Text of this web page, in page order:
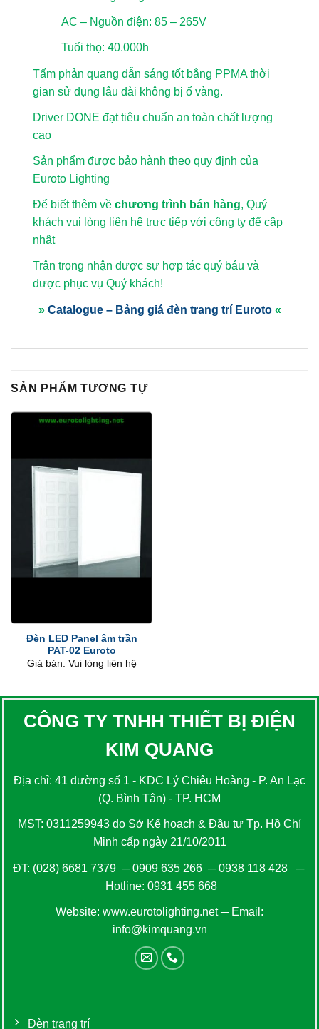
AC – Nguồn điện: 85 – 265V
Tuổi thọ: 40.000h
Tấm phản quang dẫn sáng tốt bằng PPMA thời
gian sử dụng lâu dài không bị ố vàng.
Driver DONE đạt tiêu chuẩn an toàn chất lượng
cao
Sản phẩm được bảo hành theo quy định của
Euroto Lighting
Để biết thêm về chương trình bán hàng, Quý
khách vui lòng liên hệ trực tiếp với công ty để cập
nhật
Trân trọng nhận được sự hợp tác quý báu và
được phục vụ Quý khách!
» Catalogue – Bảng giá đèn trang trí Euroto «
SẢN PHẨM TƯƠNG TỰ
Đèn LED Panel âm trần
PAT-02 Euroto
Giá bán: Vui lòng liên hệ
CÔNG TY TNHH THIẾT BỊ ĐIỆN
KIM QUANG
Địa chỉ: 41 đường số 1 - KDC Lý Chiêu Hoàng - P. An Lạc
(Q. Bình Tân) - TP. HCM
MST: 0311259943 do Sở Kế hoạch & Đầu tư Tp. Hồ Chí
Minh cấp ngày 21/10/2011
ĐT: (028) 6681 7379 ─0909 635 266─0938 118 428─
Hotline: 0931 455 668
Website: www.eurotolighting.net─ Email:
info@kimquang.vn
Đèn trang trí